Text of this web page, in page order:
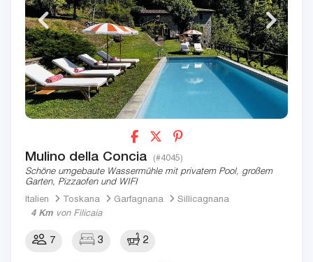
Mulino della Concia (#4045)
Schöne umgebaute Wassermühle mit privatem Pool, großem
Garten, Pizzaofen und WIFI
Italien
Toskana Garfagnana
Sillicagnana
4 Km von Filicaia
7 3 2